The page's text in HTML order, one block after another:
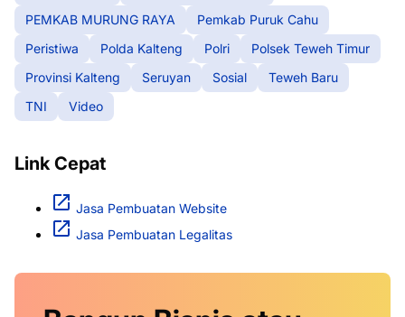
PEMKAB MURUNG RAYA
Pemkab Puruk Cahu
Peristiwa
Polda Kalteng Polri
Polsek Teweh Timur
Provinsi Kalteng
Seruyan Sosial
Teweh Baru
TNI
Video
Link Cepat
Jasa Pembuatan Website
Jasa Pembuatan Legalitas